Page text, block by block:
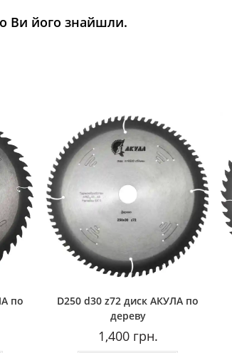
Ви його знайшли.
по
D250 d30 z72 диск АКУЛА по
дереву
1,400грн.